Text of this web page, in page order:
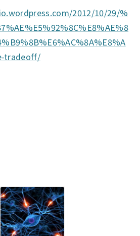
2012/10/29/%
tradeoff/